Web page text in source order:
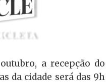
a recepção do
da cidade será das 9h